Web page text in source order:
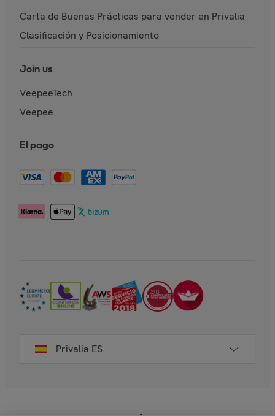
Carta de Buenas Prácticas para vender en Privalia
Clasificación y Posicionamiento
Join us
VeepeeTech
Veepee
El pago
Privalia ES